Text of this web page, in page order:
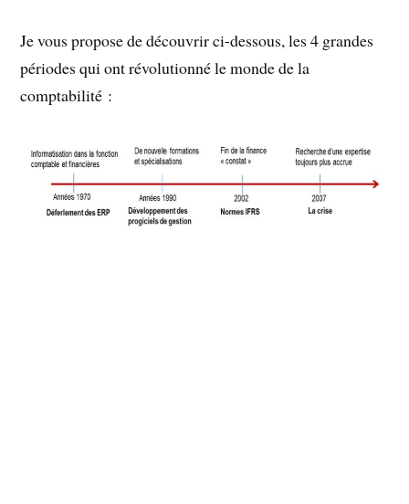
Je vous propose de découvrir ci-dessous, les 4 grandes
périodes qui ont révolutionné le monde de la
comptabilité :